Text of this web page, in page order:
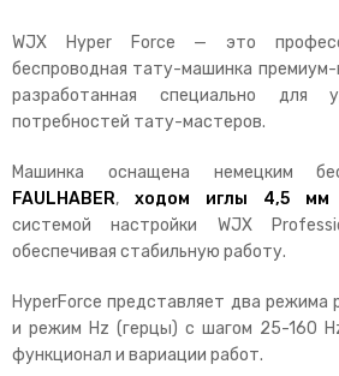
WJX Hyper Force — это
беспроводная тату-машинка премиум-
разработанная специально для
потребностей тату-мастеров.
Машинка оснащена немецким
FAULHABER, ходом иглы 4,5 мм
системой настройки WJX
обеспечивая стабильную работу.
HyperForce представляет два
и режим Hz (герцы) с шагом 25-160
функционал и вариации работ.